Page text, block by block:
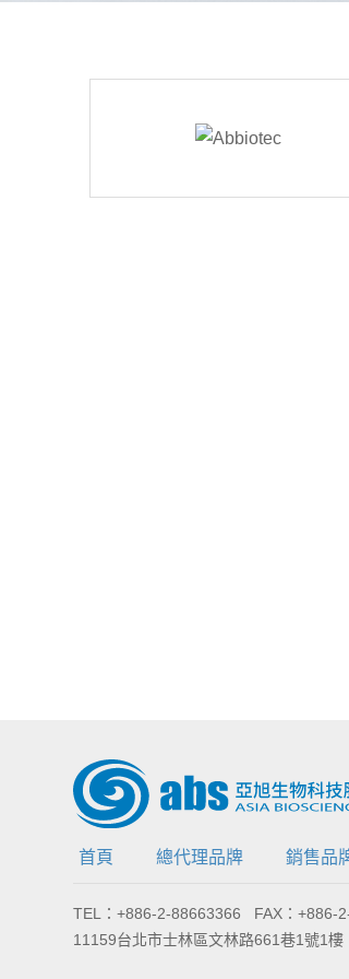
首頁 總代理品牌 銷售品
TEL：+886-2-88663366 FAX：+886-
11159台北市士林區文林路661巷1號1